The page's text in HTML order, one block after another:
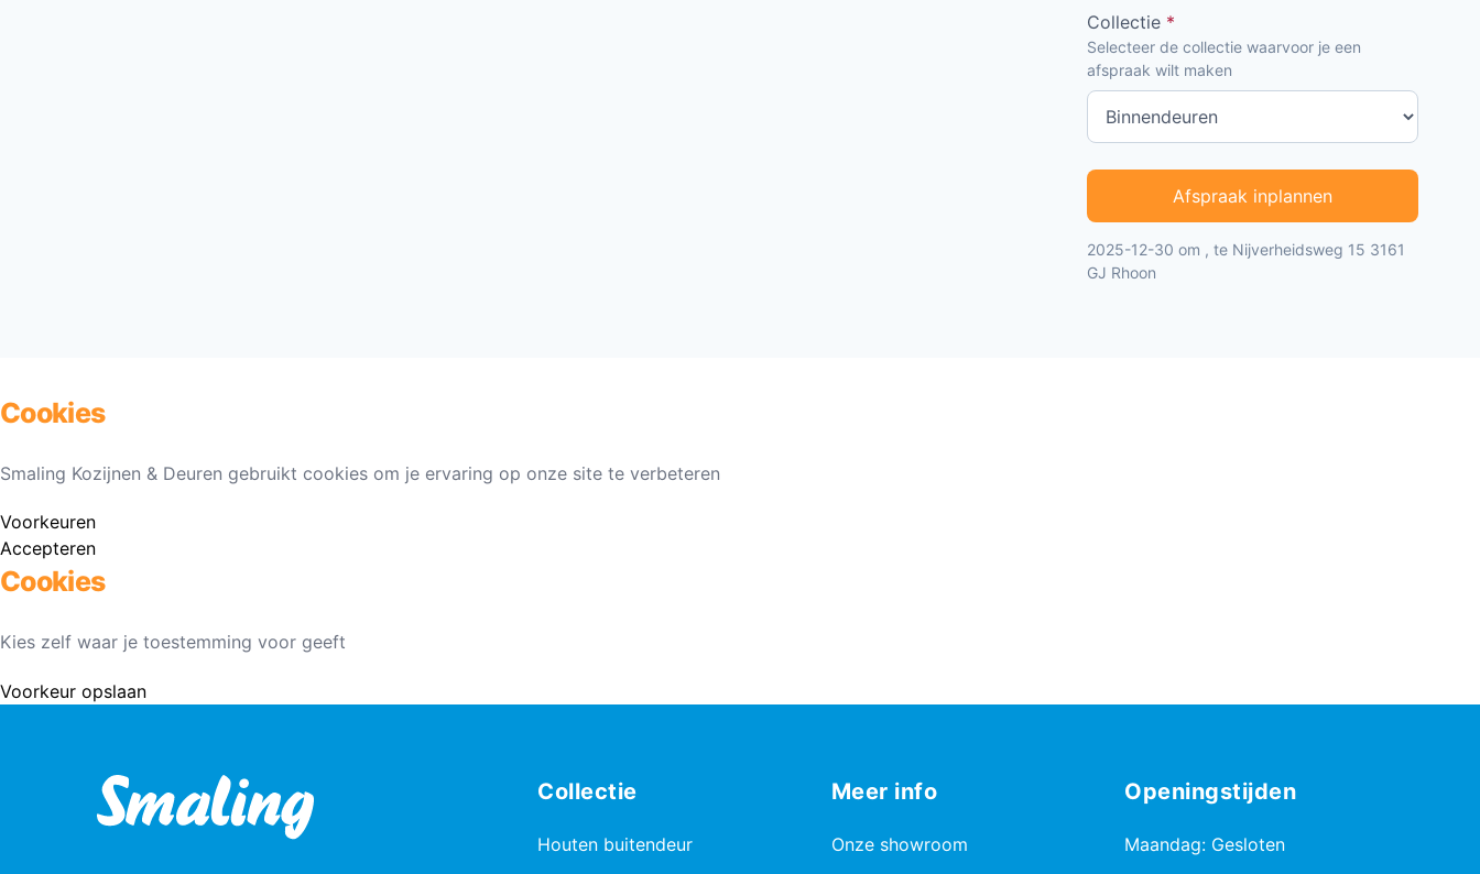
Collectie *
Selecteer de collectie waarvoor je een
afspraak wilt maken
Afspraak inplannen
2025-12-30 om , te Nijverheidsweg 15 3161
GJ Rhoon
Cookies
Smaling Kozijnen & Deuren gebruikt cookies om je ervaring op onze site te verbeteren
Voorkeuren
Accepteren
Cookies
Kies zelf waar je toestemming voor geeft
Voorkeur opslaan
Collectie
Houten buitendeur
Meer info
Onze showroom
Openingstijden
Maandag: Gesloten